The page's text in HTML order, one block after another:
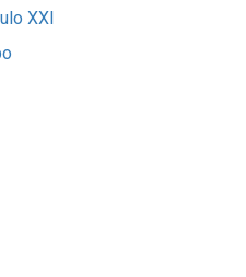
XXI